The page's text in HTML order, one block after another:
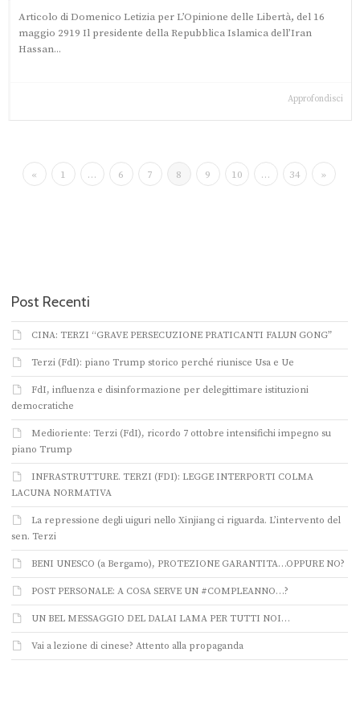
Articolo di Domenico Letizia per L’Opinione delle Libertà, del 16
maggio 2919 Il presidente della Repubblica Islamica dell’Iran
Hassan...
Approfondisci
« 1 … 6 7 8 9 10 … 34 »
Post Recenti
CINA: TERZI “GRAVE PERSECUZIONE PRATICANTI FALUN GONG”
Terzi (FdI): piano Trump storico perché riunisce Usa e Ue
FdI, influenza e disinformazione per delegittimare istituzioni
democratiche
Medioriente: Terzi (FdI), ricordo 7 ottobre intensifichi impegno su
piano Trump
INFRASTRUTTURE. TERZI (FDI): LEGGE INTERPORTI COLMA
LACUNA NORMATIVA
La repressione degli uiguri nello Xinjiang ci riguarda. L’intervento del
sen. Terzi
BENI UNESCO (a Bergamo), PROTEZIONE GARANTITA…OPPURE NO?
POST PERSONALE: A COSA SERVE UN #COMPLEANNO…?
UN BEL MESSAGGIO DEL DALAI LAMA PER TUTTI NOI…
Vai a lezione di cinese? Attento alla propaganda